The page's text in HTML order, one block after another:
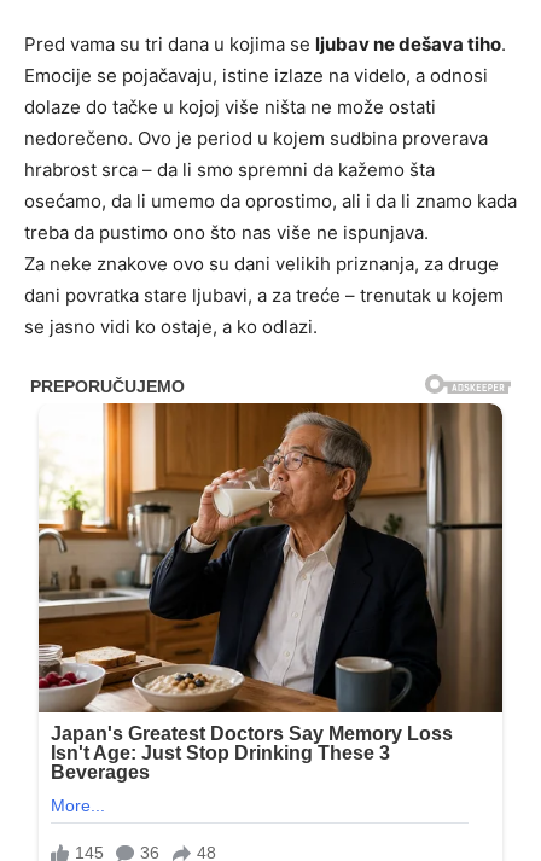
Pred vama su tri dana u kojima se ljubav ne dešava tiho.
Emocije se pojačavaju, istine izlaze na videlo, a odnosi
dolaze do tačke u kojoj više ništa ne može ostati
nedorečeno. Ovo je period u kojem sudbina proverava
hrabrost srca – da li smo spremni da kažemo šta
osećamo, da li umemo da oprostimo, ali i da li znamo kada
treba da pustimo ono što nas više ne ispunjava.
Za neke znakove ovo su dani velikih priznanja, za druge
dani povratka stare ljubavi, a za treće – trenutak u kojem
se jasno vidi ko ostaje, a ko odlazi.